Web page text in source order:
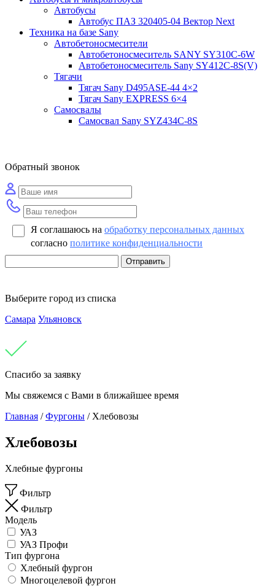
Автобусы
Автобус ПАЗ 320405-04 Вектор Next
Техника на базе Sany
Автобетоносмесители
Автобетоносмеситель SANY SY310C-6W
Автобетоносмеситель Sany SY412C-8S(V)
Тягачи
Тягач Sany D495ASE-44 4×2
Тягач Sany EXPRESS 6×4
Самосвалы
Самосвал Sany SYZ434C-8S
Обратный звонок
Я соглашаюсь на обработку персональных данных
согласно политике конфиденциальности
Отправить
Выберите город из списка
Самара Ульяновск
Спасибо за заявку
Мы свяжемся с Вами в ближайшее время
Главная /Фургоны / Хлебовозы
Хлебовозы
Хлебные фургоны
Фильтр
Фильтр
Модель
УАЗ
УАЗ Профи
Тип фургона
Хлебный фургон
Многоцелевой фургон